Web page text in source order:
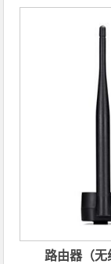
路由器（无